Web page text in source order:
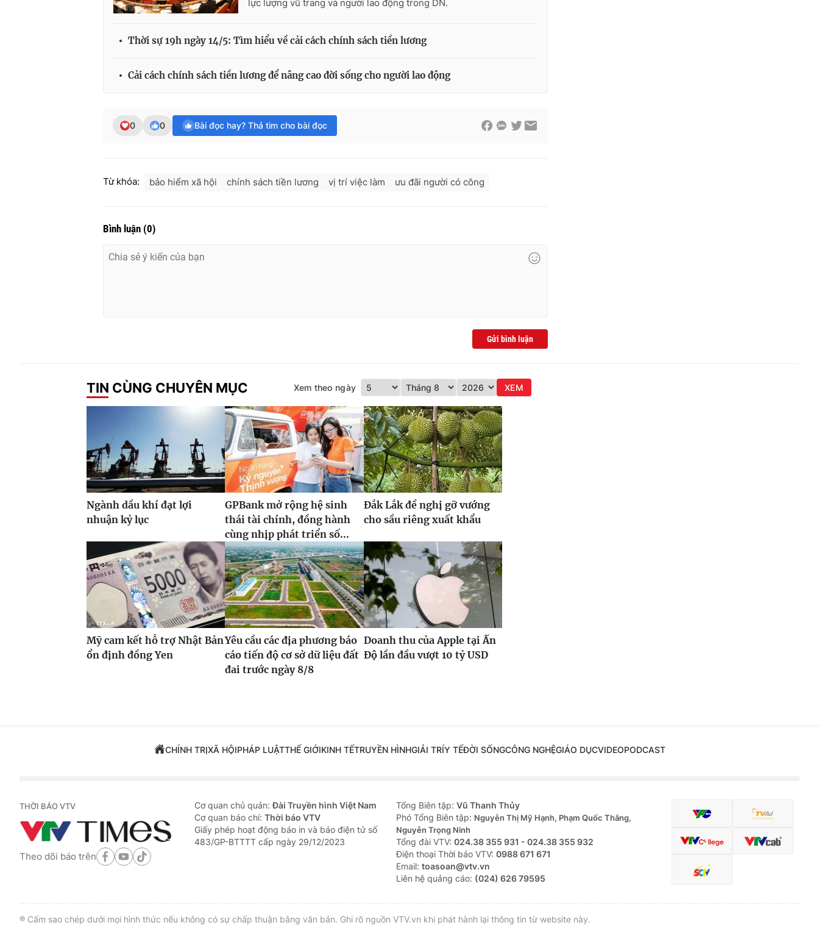
lực lượng vũ trang và người lao động trong DN.
Thời sự 19h ngày 14/5: Tìm hiểu về cải cách chính sách tiền lương
Cải cách chính sách tiền lương để nâng cao đời sống cho người lao động
0 0 Bài đọc hay? Thả tim cho bài đọc
Từ khóa: bảo hiểm xã hội chính sách tiền lương vị trí việc làm ưu đãi người có công
Bình luận (0)
Gửi bình luận
TIN CÙNG CHUYÊN MỤC Xem theo ngày XEM
Ngành dầu khí đạt lợi
nhuận kỷ lục
GPBank mở rộng hệ sinh
thái tài chính, đồng hành
cùng nhịp phát triển số...
Đắk Lắk đề nghị gỡ vướng
cho sầu riêng xuất khẩu
Mỹ cam kết hỗ trợ Nhật Bản
ổn định đồng Yen
Yêu cầu các địa phương báo
cáo tiến độ cơ sở dữ liệu đất
đai trước ngày 8/8
Doanh thu của Apple tại Ấn
Độ lần đầu vượt 10 tỷ USD
CHÍNH TRỊXÃ HỘIPHÁP LUẬTTHẾ GIỚIKINH TẾTRUYỀN HÌNHGIẢI TRÍY TẾĐỜI SỐNGCÔNG NGHỆGIÁO DỤCVIDEOPODCAST
THỜI BÁO VTV
Theo dõi báo trên
Cơ quan chủ quản:Đài Truyền hình Việt Nam
Cơ quan báo chí: Thời báo VTV
Giấy phép hoạt động báo in và báo điện tử số
483/GP-BTTTT cấp ngày 29/12/2023
Tổng Biên tập: Vũ Thanh Thủy
Phó Tổng Biên tập: Nguyễn Thị Mỹ Hạnh, Phạm Quốc Thắng,
Nguyễn Trọng Ninh
Tổng đài VTV: 024.38 355 931 - 024.38 355 932
Ðiện thoại Thời báo VTV: 0988 671 671
Email: toasoan@vtv.vn
Liên hệ quảng cáo: (024) 626 79595
® Cấm sao chép dưới mọi hình thức nếu không có sự chấp thuận bằng văn bản. Ghi rõ nguồn VTV.vn khi phát hành lại thông tin từ website này.